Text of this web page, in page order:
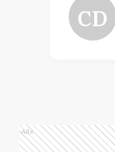
CD
Ads